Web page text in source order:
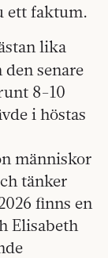
ett faktum.
lika
senare
8-10
i höstas
människor
tänker
finns en
Elisabeth